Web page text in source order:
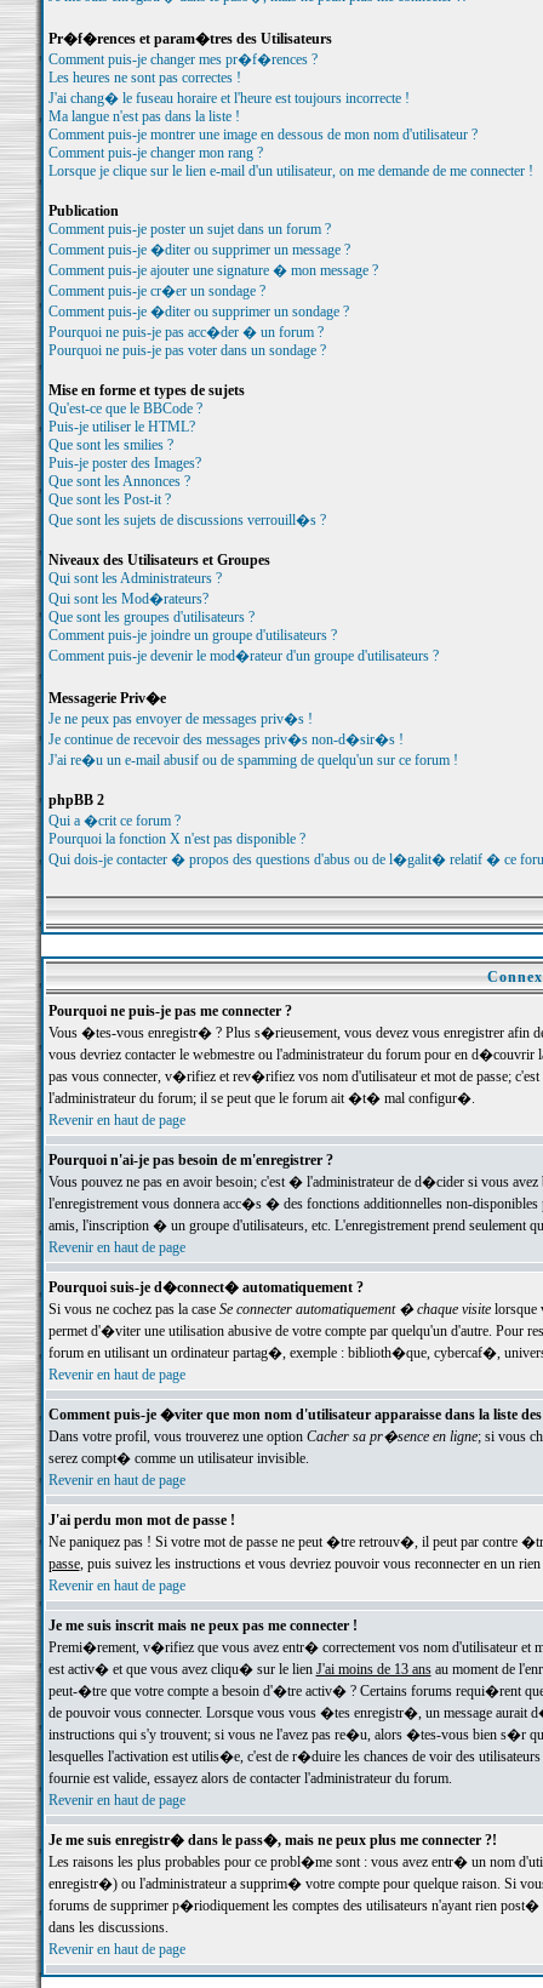
Pr�f�rences et param�tres des Utilisateurs
Comment puis-je changer mes pr�f�rences ?
Les heures ne sont pas correctes !
J'ai chang� le fuseau horaire et l'heure est toujours incorrecte !
Ma langue n'est pas dans la liste !
Comment puis-je montrer une image en dessous de mon nom d'utilisateur ?
Comment puis-je changer mon rang ?
Lorsque je clique sur le lien e-mail d'un utilisateur, on me demande de me connecter !
Publication
Comment puis-je poster un sujet dans un forum ?
Comment puis-je �diter ou supprimer un message ?
Comment puis-je ajouter une signature � mon message ?
Comment puis-je cr�er un sondage ?
Comment puis-je �diter ou supprimer un sondage ?
Pourquoi ne puis-je pas acc�der � un forum ?
Pourquoi ne puis-je pas voter dans un sondage ?
Mise en forme et types de sujets
Qu'est-ce que le BBCode ?
Puis-je utiliser le HTML?
Que sont les smilies ?
Puis-je poster des Images?
Que sont les Annonces ?
Que sont les Post-it ?
Que sont les sujets de discussions verrouill�s ?
Niveaux des Utilisateurs et Groupes
Qui sont les Administrateurs ?
Qui sont les Mod�rateurs?
Que sont les groupes d'utilisateurs ?
Comment puis-je joindre un groupe d'utilisateurs ?
Comment puis-je devenir le mod�rateur d'un groupe d'utilisateurs ?
Messagerie Priv�e
Je ne peux pas envoyer de messages priv�s !
Je continue de recevoir des messages priv�s non-d�sir�s !
J'ai re�u un e-mail abusif ou de spamming de quelqu'un sur ce forum !
phpBB 2
Qui a �crit ce forum ?
Pourquoi la fonction X n'est pas disponible ?
Qui dois-je contacter � propos des questions d'abus ou de l�galit� relatif � ce
Pourquoi ne puis-je pas me connecter ?
Vous �tes-vous enregistr� ? Plus s�rieusement, vous devez vous enregistrer
vous devriez contacter le webmestre ou l'administrateur du forum pour en
pas vous connecter, v�rifiez et rev�rifiez vos nom d'utilisateur et mot de passe;
l'administrateur du forum; il se peut que le forum ait �t� mal configur�.
Revenir en haut de page
Pourquoi n'ai-je pas besoin de m'enregistrer ?
Vous pouvez ne pas en avoir besoin; c'est � l'administrateur de d�cider si vous
l'enregistrement vous donnera acc�s � des fonctions additionnelles non-
amis, l'inscription � un groupe d'utilisateurs, etc. L'enregistrement prend seulement
Revenir en haut de page
Pourquoi suis-je d�connect� automatiquement ?
Si vous ne cochez pas la case Se connecter automatiquement � chaque visitelorsque
permet d'�viter une utilisation abusive de votre compte par quelqu'un d'autre. Pour
forum en utilisant un ordinateur partag�, exemple : biblioth�que, cybercaf�,
Revenir en haut de page
Comment puis-je �viter que mon nom d'utilisateur apparaisse dans la liste
Dans votre profil, vous trouverez une option Cacher sa pr�sence en ligne; si vous
serez compt� comme un utilisateur invisible.
Revenir en haut de page
J'ai perdu mon mot de passe !
Ne paniquez pas ! Si votre mot de passe ne peut �tre retrouv�, il peut par contre
passe, puis suivez les instructions et vous devriez pouvoir vous reconnecter en un rien
Revenir en haut de page
Je me suis inscrit mais ne peux pas me connecter !
Premi�rement, v�rifiez que vous avez entr� correctement vos nom d'utilisateur
est activ� et que vous avez cliqu� sur le lien J'ai moins de 13 ansau moment de
peut-�tre que votre compte a besoin d'�tre activ� ? Certains forums requi�rent
de pouvoir vous connecter. Lorsque vous vous �tes enregistr�, un message aurait
instructions qui s'y trouvent; si vous ne l'avez pas re�u, alors �tes-vous bien s�r
lesquelles l'activation est utilis�e, c'est de r�duire les chances de voir des
fournie est valide, essayez alors de contacter l'administrateur du forum.
Revenir en haut de page
Je me suis enregistr� dans le pass�, mais ne peux plus me connecter ?!
Les raisons les plus probables pour ce probl�me sont : vous avez entr� un nom
enregistr�) ou l'administrateur a supprim� votre compte pour quelque raison. Si
forums de supprimer p�riodiquement les comptes des utilisateurs n'ayant rien
dans les discussions.
Revenir en haut de page